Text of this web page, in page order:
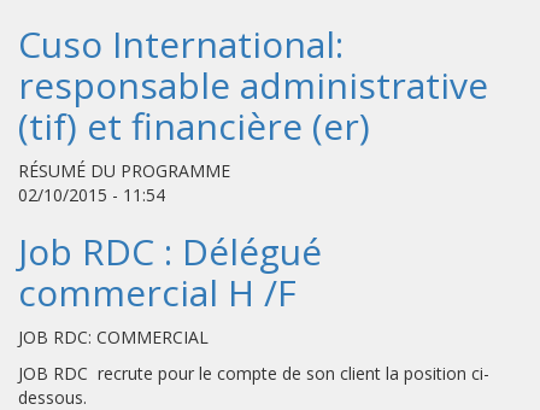
Cuso International:
responsable administrative
(tif) et financière (er)
RÉSUMÉ DU PROGRAMME
02/10/2015 - 11:54
Job RDC : Délégué
commercial H /F
JOB RDC: COMMERCIAL
JOB RDC recrute pour le compte de son client la position ci-
dessous.